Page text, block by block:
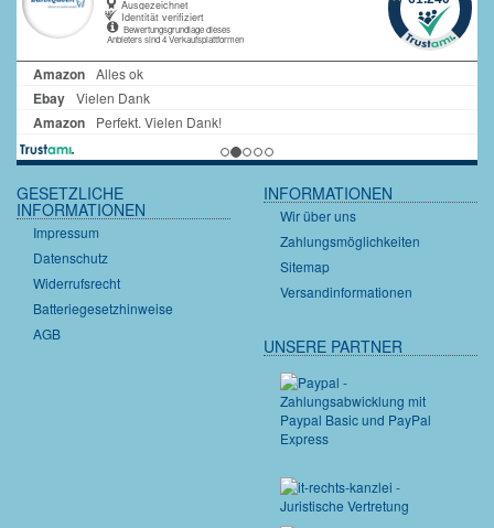
GESETZLICHE
INFORMATIONEN
Impressum
Datenschutz
Widerrufsrecht
Batteriegesetzhinweise
AGB
INFORMATIONEN
Wir über uns
Zahlungsmöglichkeiten
Sitemap
Versandinformationen
UNSERE PARTNER